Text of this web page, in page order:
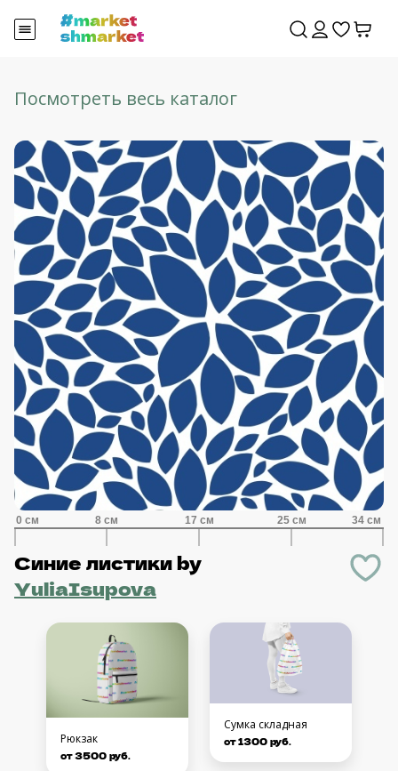
Посмотреть весь каталог
Синие листикиby
YuliaIsupova
Рюкзак
от 3500 руб.
Сумка складная
от 1300 руб.